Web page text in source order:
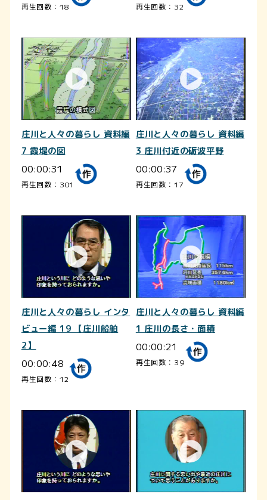
再生回数：18 再生回数：32
庄川と人々の暮らし 資料編
7 霞堤の図
00:00:31
再生回数：301
庄川と人々の暮らし 資料編
3 庄川付近の砺波平野
00:00:37
再生回数：17
庄川と人々の暮らし インタ
ビュー編 19 【庄川船舶
2】
00:00:48
再生回数：12
庄川と人々の暮らし 資料編
1 庄川の長さ・面積
00:00:21
再生回数：39